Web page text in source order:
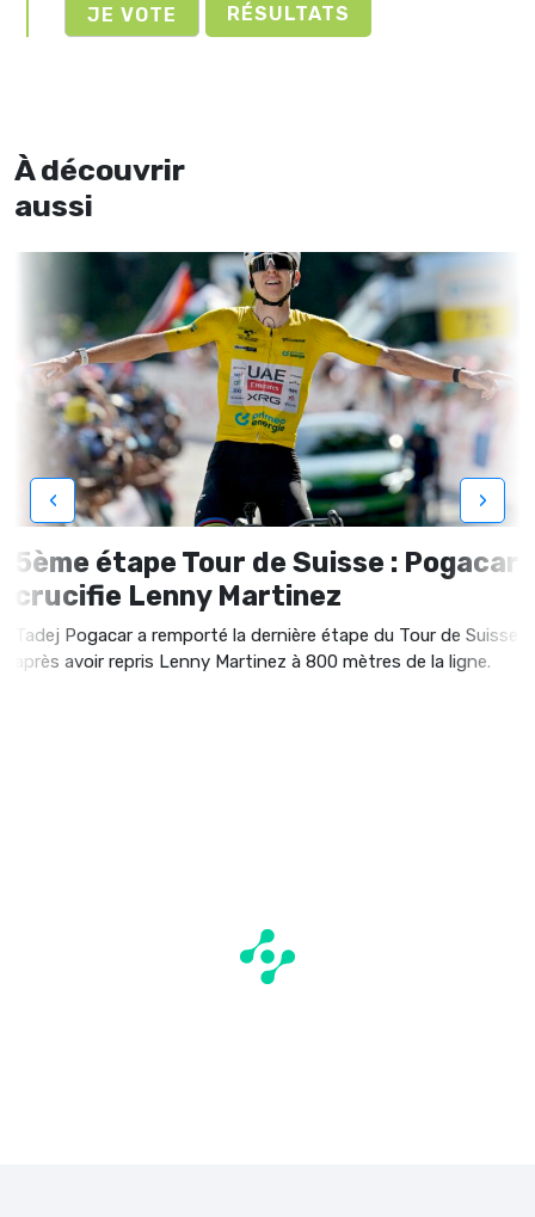
RÉSULTATS
À découvrir
aussi
5ème étape Tour de Suisse : Pogacar
crucifie Lenny Martinez
Tadej Pogacar a remporté la dernière étape du Tour de Suisse
après avoir repris Lenny Martinez à 800 mètres de la ligne.
‹ ›